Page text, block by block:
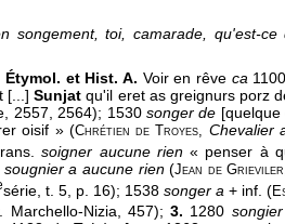
songement, toi, camarade, qu'est-ce
Étymol. et Hist. A. Voir en rêve ca
[...]Sunjat qu'il eret as greignurs porz
2557, 2564); 1530 songer de [quelque
oisif » (Chrétien de Troyes, Chevalier
soigner aucune rien« penser à
sougnier a aucune rien(Jean de
série, t. 5, p. 16); 1538 songer a + inf. (
Marchello-Nizia, 457);3. 1280